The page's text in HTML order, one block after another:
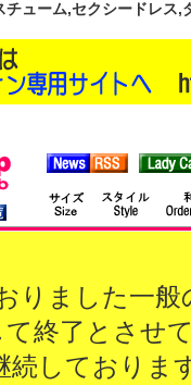
ューム,セクシードレス
りました一
終了とさせ
続しておりま